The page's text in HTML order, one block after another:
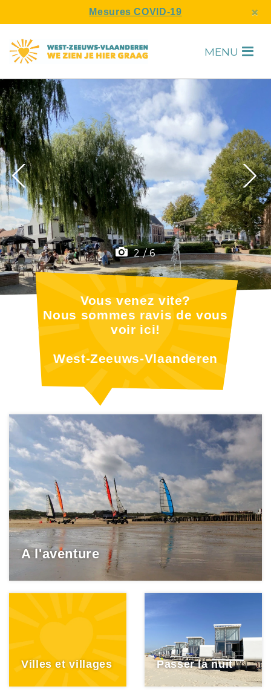
Mesures COVID-19 ×
MENU H
F 2/6
Vous venez vite?
Nous sommes ravis de vous
voir ici!
West-Zeeuws-Vlaanderen
A l'aventure
Villes et villages Passer la nuit